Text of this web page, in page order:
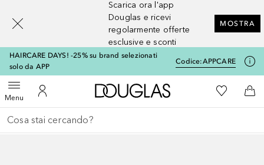
Scarica ora l'app
Douglas e ricevi
regolarmente offerte
esclusive e sconti
MOSTRA
HAIRCARE DAYS! -25% su brand selezionati
solo da APP
Codice:APPCARE
MenuApri menuAl Mio Account
A Douglas HomeAlla Mia
Al
Torna indietro
Esegui ricerca
[navigation.slideout.screenreader]